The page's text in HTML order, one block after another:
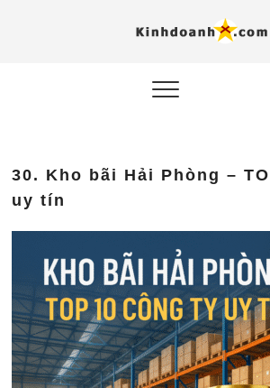
30. Kho bãi Hải Phòng –
uy tín